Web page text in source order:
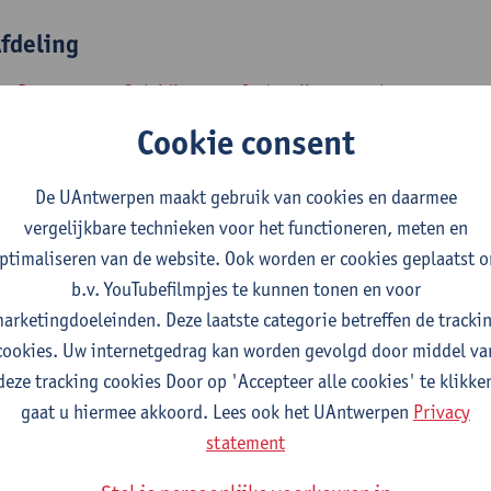
Departement Opleidings- en Onderwijswetenschappen
Statuut & functies
Zelfstandig academisch pers.
hoofddocent
mandaten
bestuursmandaat
Departementsraad Opleidings- en
Faculteitsraad Faculteit SW (plaatsvervangend
Faculteitsvergadering Faculteit SW (plaatsvervangend
Cookie consent
De UAntwerpen maakt gebruik van cookies en daarmee
vergelijkbare technieken voor het functioneren, meten en
van de website. Ook worden er cookies geplaatst
b.v. YouTubefilmpjes te kunnen tonen en voor
Deze laatste categorie betreffen de
Uw internetgedrag kan worden gevolgd door middel
tracking cookies Door op 'Accepteer alle cookies' te
gaat u hiermee akkoord. Lees ook het UAntwerpen Privacy
statement